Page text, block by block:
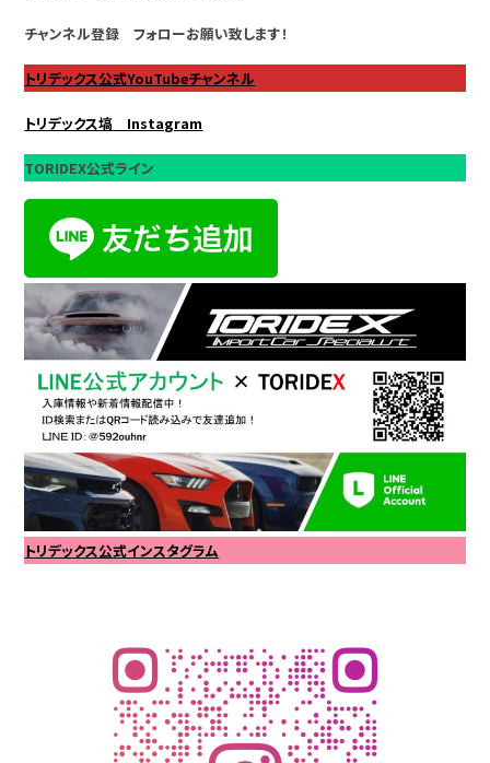
チャンネル登録 フォローお願い致します！
トリデックス公式YouTubeチャンネル
トリデックス塙 Instagram
TORIDEX公式ライン
トリデックス公式インスタグラム